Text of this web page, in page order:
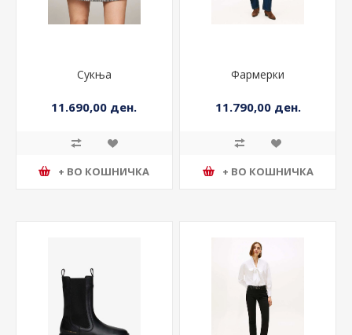
Сукња
11.690,00 ден.
+ ВО КОШНИЧКА
Фармерки
11.790,00 ден.
+ ВО КОШНИЧКА